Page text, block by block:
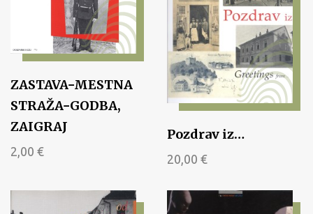
ZASTAVA−MESTNA
STRAŽA−GODBA,
ZAIGRAJ
2,00 €
Pozdrav iz…
20,00 €